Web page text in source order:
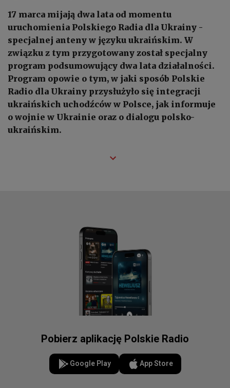
17 marca mijają dwa lata od momentu
uruchomienia Polskiego Radia dla Ukrainy -
specjalnej anteny w języku ukraińskim. W
związku z tym przygotowany został specjalny
program podsumowujący dwa lata działalności.
Program opowie o tym, w jaki sposób Polskie
Radio dla Ukrainy przysłużyło się integracji
ukraińskich uchodźców w Polsce, jak informuje
o wojnie w Ukrainie oraz o dialogu polsko-
ukraińskim.
Pobierz aplikację Polskie Radio
Google Play App Store